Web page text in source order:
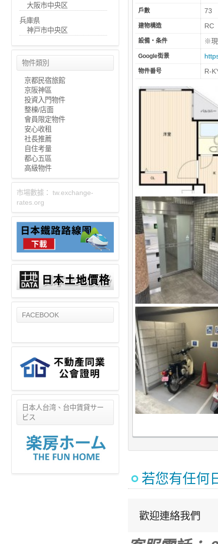
戶數 73
建物構造 RC
設備・条件 ※現
Google街景
物件番号 R-
若您有任何
歡迎連絡我們
大阪市中央区
兵庫県
神戸市中央区
物件類別
京都民宿旅館
京阪神區
投資入門物件
整棟/店面
會員限定物件
安心收租
社長推薦
自住考量
都心五區
高級物件
市場數據： tw.exchange-
rates.org
FACEBOOK
日本人台湾、台中賃貸サー
ビス